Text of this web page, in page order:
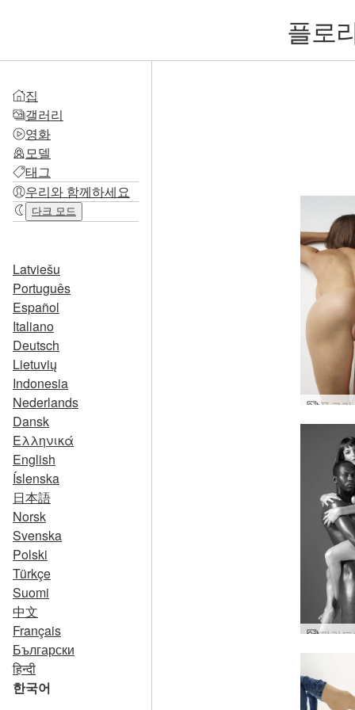
플로
집
갤러리
영화
모델
태그
우리와 함께하세요
다크 모드
Latviešu
Português
Español
Italiano
Deutsch
Lietuvių
Indonesia
Nederlands
Dansk
Ελληνικά
English
Íslenska
日本語
Norsk
Svenska
Polski
Türkçe
Suomi
中文
Français
Български
हिन्दी
한국어